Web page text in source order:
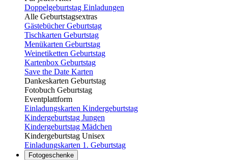
Doppelgeburtstag Einladungen
Alle Geburtstagsextras
Gästebücher Geburtstag
Tischkarten Geburtstag
Menükarten Geburtstag
Weinetiketten Geburtstag
Kartenbox Geburtstag
Save the Date Karten
Dankeskarten Geburtstag
Fotobuch Geburtstag
Eventplattform
Einladungskarten Kindergeburtstag
Kindergeburtstag Jungen
Kindergeburtstag Mädchen
Kindergeburtstag Unisex
Einladungskarten 1. Geburtstag
Fotogeschenke